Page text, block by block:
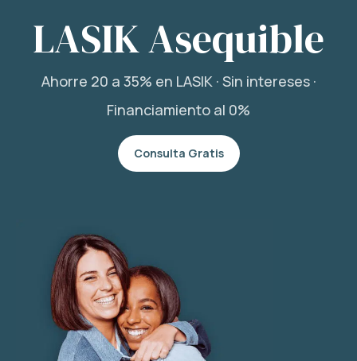
LASIK Asequible
Ahorre 20 a 35% en LASIK · Sin intereses ·
Financiamiento al 0%
Consulta Gratis